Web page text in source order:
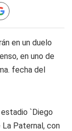
en un duelo
en uno de
fecha del
`Diego
La Paternal, con